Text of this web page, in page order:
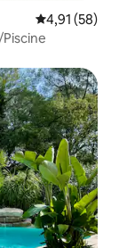
Évaluation
4,91 (58)